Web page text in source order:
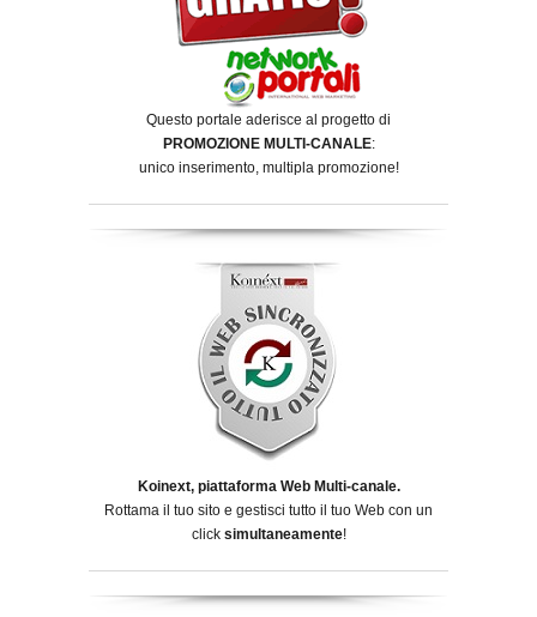
Questo portale aderisce al progetto di
PROMOZIONE MULTI-CANALE:
unico inserimento, multipla promozione!
Koinext, piattaforma Web Multi-canale.
Rottama il tuo sito e gestisci tutto il tuo Web con un
click simultaneamente!